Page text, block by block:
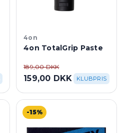
4on
4on TotalGrip Paste
189,00 DKK
159,00 DKK KLUBPRIS
-15%